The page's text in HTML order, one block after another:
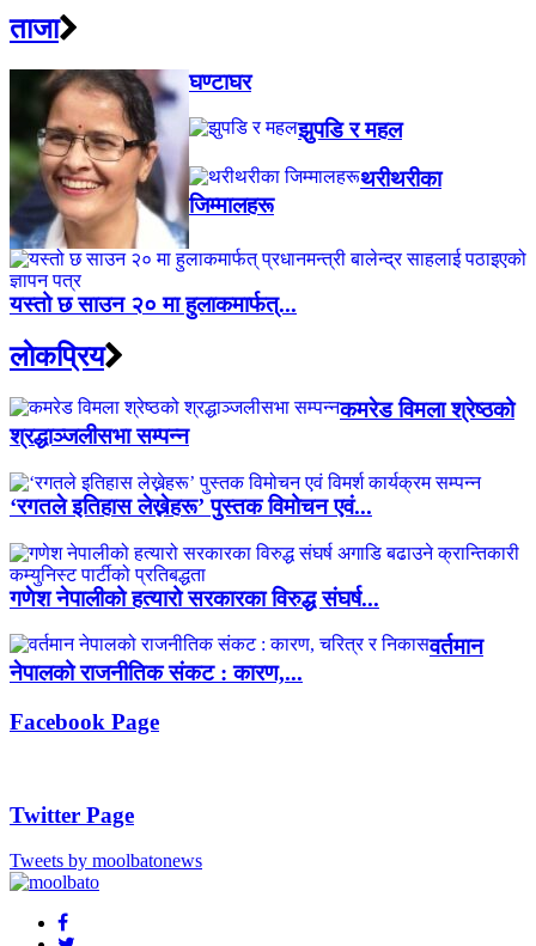
ताजा
घण्टाघर
झुपडि र महल
थरीथरीका
जिम्मालहरू
यस्तो छ साउन २० मा हुलाकमार्फत्...
लाेकप्रिय
कमरेड विमला श्रेष्ठको
श्रद्धाञ्जलीसभा सम्पन्न
‘रगतले इतिहास लेख्नेहरू’ पुस्तक विमोचन एवं...
गणेश नेपालीको हत्यारो सरकारका विरुद्ध संघर्ष...
वर्तमान
नेपालको राजनीतिक संकट : कारण,...
Facebook Page
Twitter Page
Tweets by moolbatonews